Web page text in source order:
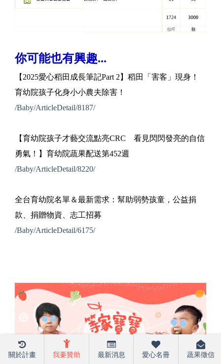
你可能也有興趣...
【2025愛心稻田成長筆記Part 2】稻田「害客」現身！
育幼院孩子化身小小農夫除害！
/Baby/ArticleDetail/8187/
【育幼院孩子才藝交流點亮CRC 看見閃閃發亮的自信
勇氣！】育幼院蔬果配送第452週
/Baby/ArticleDetail/8220/
全台育幼院名單＆最新需求：幫助弱勢孩童，公益捐
款、捐贈物資、志工招募
/Baby/ArticleDetail/6175/
關於計畫 我要贊助 最新消息 愛心名冊 蔬果徵信